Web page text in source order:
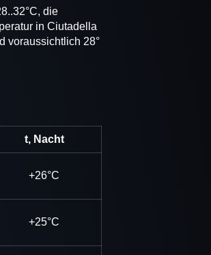
die
in Ciutadella
voraussichtlich 28°
t, Nacht
+26°C
+25°C